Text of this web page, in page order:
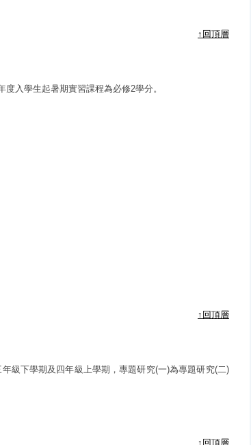
↑回頂層
入學生起暑期實習課程為必修2學分。
↑回頂層
級下學期及四年級上學期，專題研究(一)為專題研究(二)
↑回頂層